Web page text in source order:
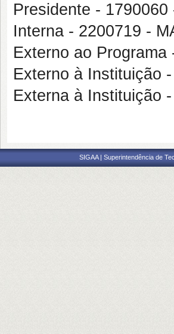
Presidente -
Interna - 2200719 -
Externo ao Programa
Externo à Instituição
Externa à Instituição
SIGAA | Superintendência de